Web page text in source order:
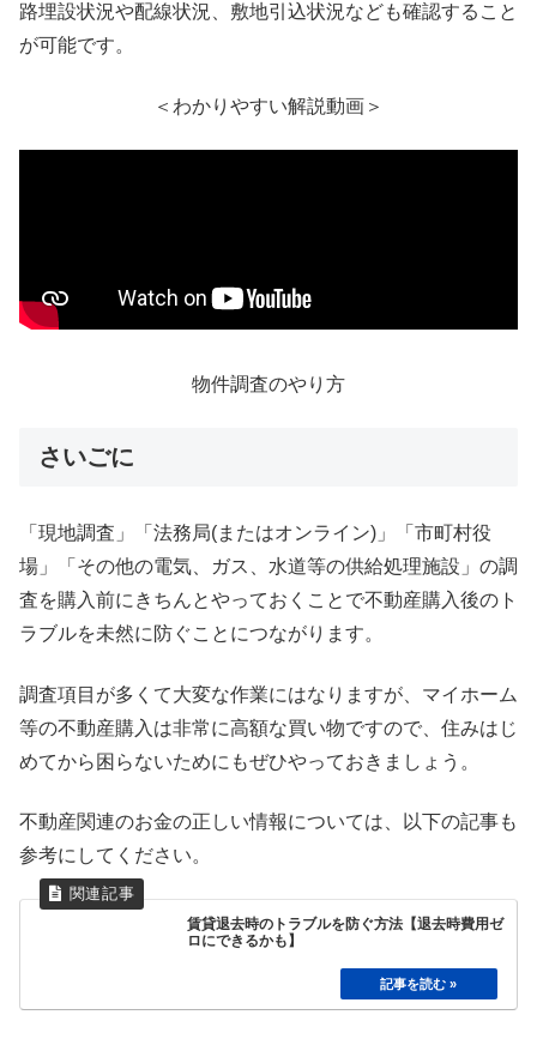
路埋設状況や配線状況、敷地引込状況なども確認すること
が可能です。
＜わかりやすい解説動画＞
物件調査のやり方
さいごに
「現地調査」「法務局(またはオンライン)」「市町村役
場」「その他の電気、ガス、水道等の供給処理施設」の調
査を購入前にきちんとやっておくことで不動産購入後のト
ラブルを未然に防ぐことにつながります。
調査項目が多くて大変な作業にはなりますが、マイホーム
等の不動産購入は非常に高額な買い物ですので、住みはじ
めてから困らないためにもぜひやっておきましょう。
不動産関連のお金の正しい情報については、以下の記事も
参考にしてください。
賃貸退去時のトラブルを防ぐ方法【退去時費用ゼ
ロにできるかも】